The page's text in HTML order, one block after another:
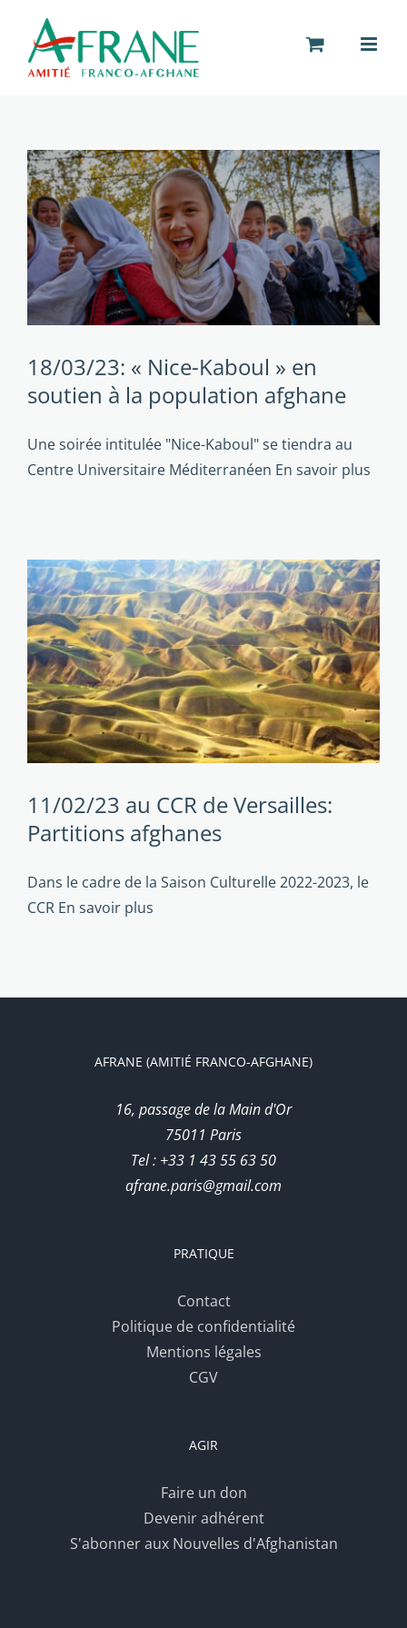
contenu
18/03/23: « Nice-Kaboul » en
soutien à la population afghane
Une soirée intitulée "Nice-Kaboul" se tiendra au
Centre Universitaire Méditerranéen En savoir plus
11/02/23 au CCR de Versailles:
Partitions afghanes
Dans le cadre de la Saison Culturelle 2022-2023, le
CCR En savoir plus
AFRANE (AMITIÉ FRANCO-AFGHANE)
16, passage de la Main d'Or
75011 Paris
Tel : +33 1 43 55 63 50
afrane.paris@gmail.com
PRATIQUE
Contact
Politique de confidentialité
Mentions légales
CGV
AGIR
Faire un don
Devenir adhérent
S'abonner aux Nouvelles d'Afghanistan